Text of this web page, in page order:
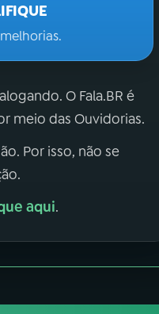
O Fala.BR é
meio das Ouvidorias.
Por isso, não se
aqui.